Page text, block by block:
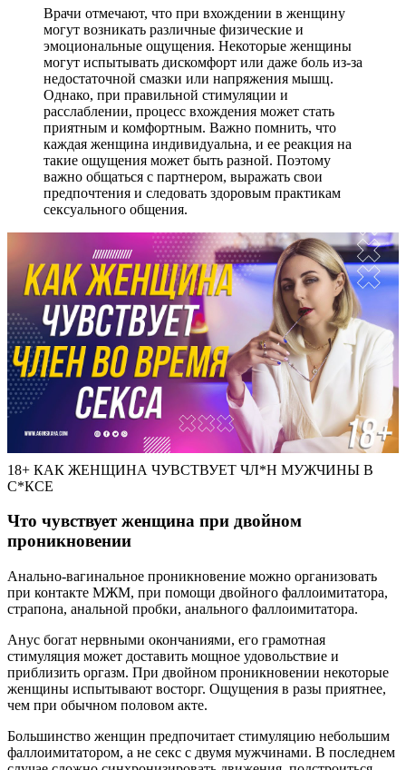
Врачи отмечают, что при вхождении в женщину
могут возникать различные физические и
эмоциональные ощущения. Некоторые женщины
могут испытывать дискомфорт или даже боль из-за
недостаточной смазки или напряжения мышц.
Однако, при правильной стимуляции и
расслаблении, процесс вхождения может стать
приятным и комфортным. Важно помнить, что
каждая женщина индивидуальна, и ее реакция на
такие ощущения может быть разной. Поэтому
важно общаться с партнером, выражать свои
предпочтения и следовать здоровым практикам
сексуального общения.
18+ КАК ЖЕНЩИНА ЧУВСТВУЕТ ЧЛ*Н МУЖЧИНЫ В
С*КСЕ
Что чувствует женщина при двойном
проникновении
Анально-вагинальное проникновение можно организовать
при контакте МЖМ, при помощи двойного фаллоимитатора,
страпона, анальной пробки, анального фаллоимитатора.
Анус богат нервными окончаниями, его грамотная
стимуляция может доставить мощное удовольствие и
приблизить оргазм. При двойном проникновении некоторые
женщины испытывают восторг. Ощущения в разы приятнее,
чем при обычном половом акте.
Большинство женщин предпочитает стимуляцию небольшим
фаллоимитатором, а не секс с двумя мужчинами. В последнем